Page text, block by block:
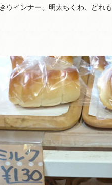
ウインナー、明太ちくわ、どれ